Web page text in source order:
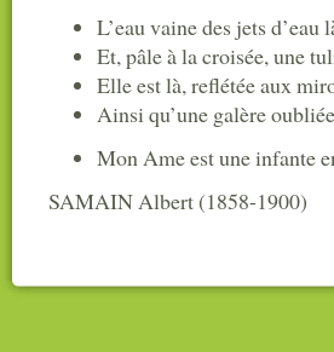
L’eau vaine des jets d’eau
Et, pâle à la croisée, une
Elle est là, reflétée aux
Ainsi qu’une galère
Mon Ame est une infante
SAMAIN Albert (1858-1900)